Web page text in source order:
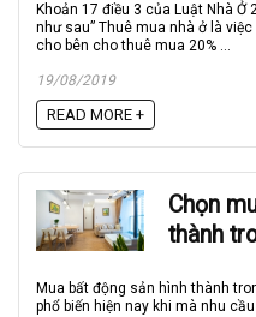
Khoản 17 điều 3 của Luật Nhà Ở
như sau” Thuê mua nhà ở là
cho bên cho thuê mua 20% ...
19/08/2019
READ MORE +
Chọn
thành
Mua bất động sản hình thành
phổ biến hiện nay khi mà nhu